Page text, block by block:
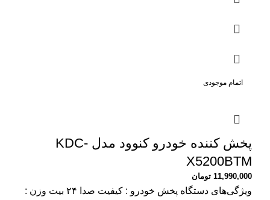
اتمام موجودی
پخش کننده خودرو کنوود مدل KDC-
X5200BTM
11,990,000 تومان
ویژگی‌های دستگاه پخش خودرو : کیفیت صدا ۲۴ بیت وزن :